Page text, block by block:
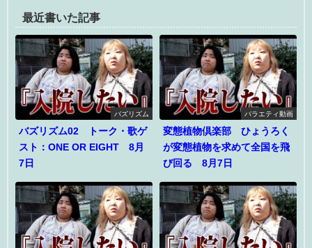
最近書いた記事
バズリズム
バズリズム02 トーク・歌ゲ
スト：ONE OR EIGHT 8月
7日
バラエティ動画
変態植物倶楽部 ひょうろく
が変態植物を求めて全国を飛
び回る 8月7日